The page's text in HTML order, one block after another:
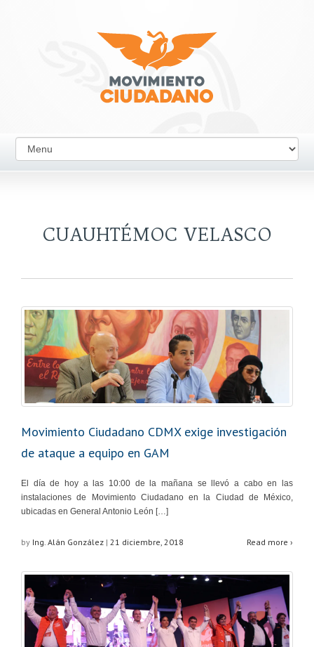
CUAUHTÉMOC VELASCO
Movimiento Ciudadano CDMX exige investigación
de ataque a equipo en GAM
El día de hoy a las 10:00 de la mañana se llevó a cabo en las
instalaciones de Movimiento Ciudadano en la Ciudad de México,
ubicadas en General Antonio León […]
by Ing. Alán González | 21 diciembre, 2018 Read more ›